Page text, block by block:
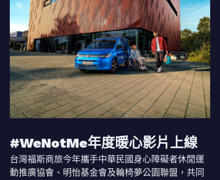
#WeNotMe年度暖心影片上線
台灣福斯商旅今年攜手中華民國身心障礙者休閒運
動推廣協會、明怡基金會及輪椅夢公園聯盟，共同